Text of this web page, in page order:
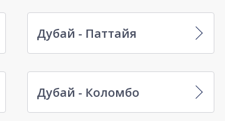
Дубай - Паттайя
Дубай - Коломбо